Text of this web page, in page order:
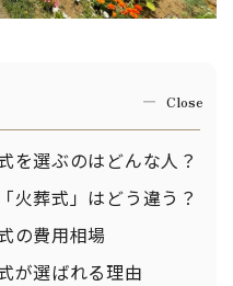
を選ぶのはどんな人？
火葬式」はどう違う？
の費用相場
が選ばれる理由